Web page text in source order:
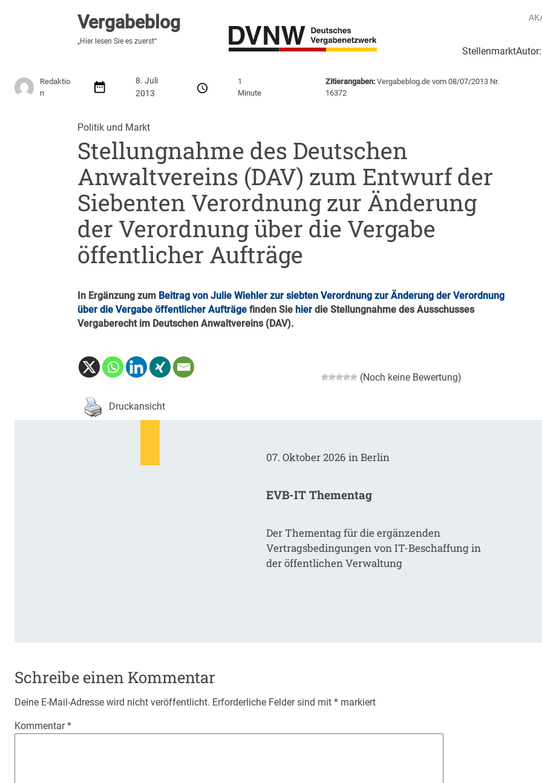
Vergabeblog
„Hier lesen Sie es zuerst“
Stellenmarkt
Vergabeblog
„Fundiert, praxisnah, kontrovers“
Redaktio
n
8. Juli
2013
1
Minute
Zitierangaben: Vergabeblog.de vom 08/07/2013 Nr.
16372
Politik und Markt
Stellungnahme des Deutschen
Anwaltvereins (DAV) zum Entwurf der
Siebenten Verordnung zur Änderung
der Verordnung über die Vergabe
öffentlicher Aufträge
In Ergänzung zum Beitrag von Julie Wiehler zur siebten Verordnung zur Änderung der Verordnung
über die Vergabe öffentlicher Aufträge finden Sie hier die Stellungnahme des Ausschusses
Vergaberecht im Deutschen Anwaltvereins (DAV).
(Noch keine Bewertung)
Druckansicht
07. Oktober 2026 in Berlin
EVB-IT Thementag
Der Thementag für die ergänzenden
Vertragsbedingungen von IT-Beschaffung in
der öffentlichen Verwaltung
Schreibe einen Kommentar
Deine E-Mail-Adresse wird nicht veröffentlicht. Erforderliche Felder sind mit * markiert
Kommentar*